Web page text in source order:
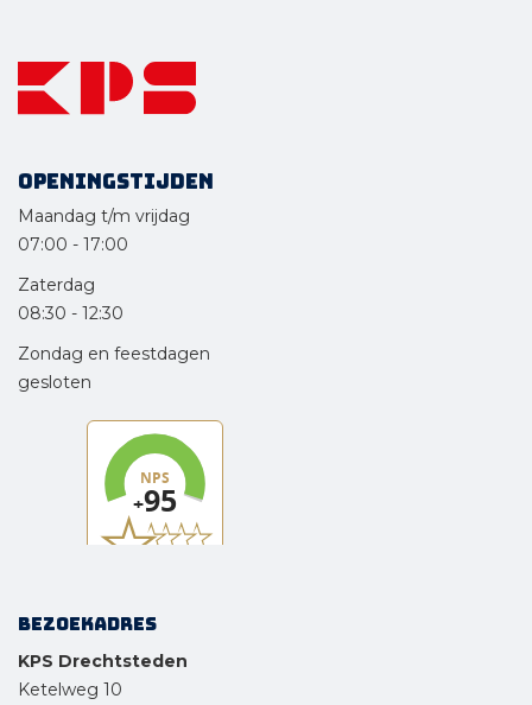
Openingstijden
Maandag t/m vrijdag
07:00 - 17:00
Zaterdag
08:30 - 12:30
Zondag en feestdagen
gesloten
Bezoekadres
KPS Drechtsteden
Ketelweg 10